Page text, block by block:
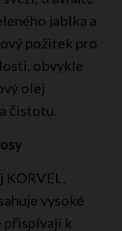
jablka a
požitek pro
obvykle
olej
čistotu.
KORVEL,
vysoké
k